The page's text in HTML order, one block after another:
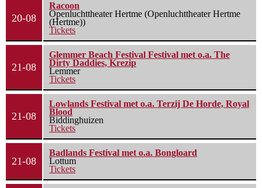
20-08
Racoon
Openluchttheater Hertme (Openluchttheater Hertme
(Hertme))
Tickets
21-08
Glemmer Beach Festival Festival met o.a. The
Dirty Daddies, Krezip
Lemmer
Tickets
21-08
Lowlands Festival met o.a. Terzij De Horde, Royal
Blood
Biddinghuizen
Tickets
21-08
Badlands Festival met o.a. Bongloard
Lottum
Tickets